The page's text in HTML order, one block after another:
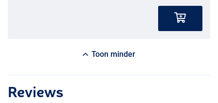
Toon minder
Reviews